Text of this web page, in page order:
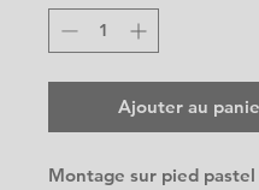
Ajouter au
Montage sur pied pastel